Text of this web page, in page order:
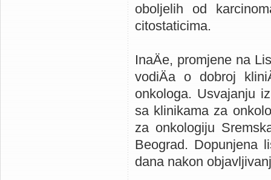
oboljelih od
citostaticima.
InaÄe, promjene na
vodiÄa o dobroj
onkologa. Usvajanju
sa klinikama za
za onkologiju
Beograd. Dopunjena
dana nakon